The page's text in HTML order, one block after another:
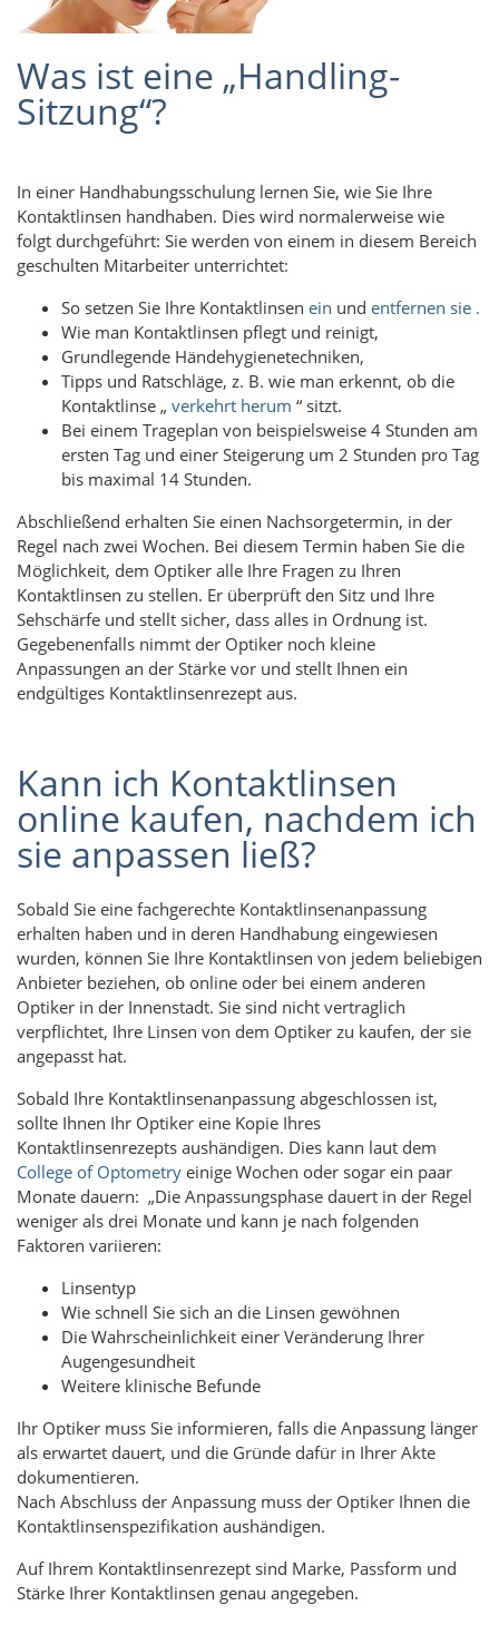
Was ist eine „Handling-
Sitzung“?
In einer Handhabungsschulung lernen Sie, wie Sie Ihre
Kontaktlinsen handhaben. Dies wird normalerweise wie
folgt durchgeführt: Sie werden von einem in diesem Bereich
geschulten Mitarbeiter unterrichtet:
So setzen Sie Ihre Kontaktlinsen ein und entfernen sie .
Wie man Kontaktlinsen pflegt und reinigt,
Grundlegende Händehygienetechniken,
Tipps und Ratschläge, z. B. wie man erkennt, ob die
Kontaktlinse „ verkehrt herum “ sitzt.
Bei einem Trageplan von beispielsweise 4 Stunden am
ersten Tag und einer Steigerung um 2 Stunden pro Tag
bis maximal 14 Stunden.
Abschließend erhalten Sie einen Nachsorgetermin, in der
Regel nach zwei Wochen. Bei diesem Termin haben Sie die
Möglichkeit, dem Optiker alle Ihre Fragen zu Ihren
Kontaktlinsen zu stellen. Er überprüft den Sitz und Ihre
Sehschärfe und stellt sicher, dass alles in Ordnung ist.
Gegebenenfalls nimmt der Optiker noch kleine
Anpassungen an der Stärke vor und stellt Ihnen ein
endgültiges Kontaktlinsenrezept aus.
Kann ich Kontaktlinsen
online kaufen, nachdem ich
sie anpassen ließ?
Sobald Sie eine fachgerechte Kontaktlinsenanpassung
erhalten haben und in deren Handhabung eingewiesen
wurden, können Sie Ihre Kontaktlinsen von jedem beliebigen
Anbieter beziehen, ob online oder bei einem anderen
Optiker in der Innenstadt. Sie sind nicht vertraglich
verpflichtet, Ihre Linsen von dem Optiker zu kaufen, der sie
angepasst hat.
Sobald Ihre Kontaktlinsenanpassung abgeschlossen ist,
sollte Ihnen Ihr Optiker eine Kopie Ihres
Kontaktlinsenrezepts aushändigen. Dies kann laut dem
College of Optometry einige Wochen oder sogar ein paar
Monate dauern: „Die Anpassungsphase dauert in der Regel
weniger als drei Monate und kann je nach folgenden
Faktoren variieren:
Linsentyp
Wie schnell Sie sich an die Linsen gewöhnen
Die Wahrscheinlichkeit einer Veränderung Ihrer
Augengesundheit
Weitere klinische Befunde
Ihr Optiker muss Sie informieren, falls die Anpassung länger
als erwartet dauert, und die Gründe dafür in Ihrer Akte
dokumentieren.
Nach Abschluss der Anpassung muss der Optiker Ihnen die
Kontaktlinsenspezifikation aushändigen.
Auf Ihrem Kontaktlinsenrezept sind Marke, Passform und
Stärke Ihrer Kontaktlinsen genau angegeben.